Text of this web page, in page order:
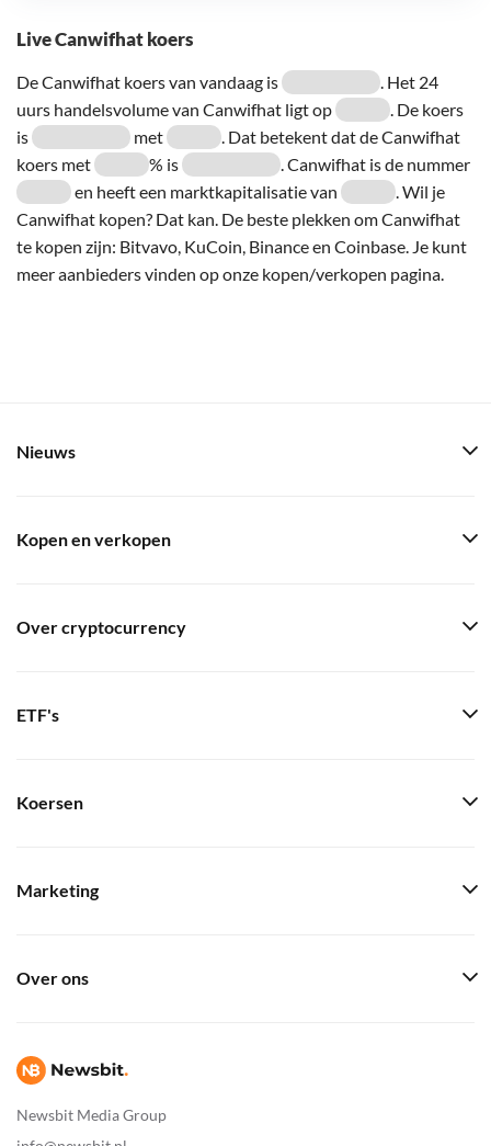
Live Canwifhat koers
De Canwifhat koers van vandaag is
. Het 24
uurs handelsvolume van Canwifhat ligt op
. De koers
is
met
. Dat betekent dat de Canwifhat
koers met
% is
. Canwifhat is de nummer
en heeft een marktkapitalisatie van
. Wil je
Canwifhat kopen? Dat kan. De beste plekken om Canwifhat
te kopen zijn: Bitvavo, KuCoin, Binance en Coinbase. Je kunt
meer aanbieders vinden op onze kopen/verkopen pagina.
Newsbit Media Group
Nieuws
Kopen en verkopen
Over cryptocurrency
ETF's
Koersen
Marketing
Over ons